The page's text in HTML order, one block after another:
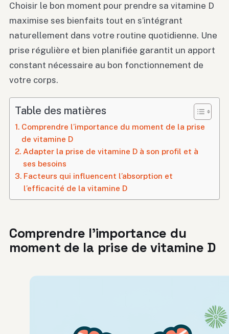
Choisir le bon moment pour prendre sa vitamine D
maximise ses bienfaits tout en s’intégrant
naturellement dans votre routine quotidienne. Une
prise régulière et bien planifiée garantit un apport
constant nécessaire au bon fonctionnement de
votre corps.
Table des matières
Comprendre l’importance du moment de la prise
de vitamine D
Adapter la prise de vitamine D à son profil et à
ses besoins
Facteurs qui influencent l’absorption et
l’efficacité de la vitamine D
Comprendre l’importance du
moment de la prise de vitamine D